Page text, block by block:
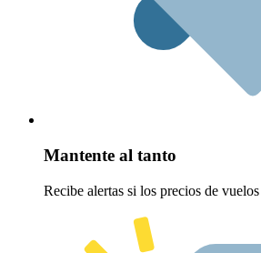
Mantente al tanto
Recibe alertas si los precios de